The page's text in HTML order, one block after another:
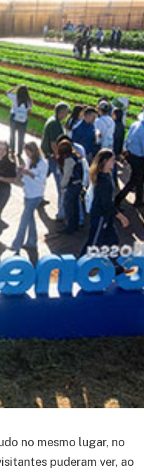
no mesmo lugar, no
puderam ver, ao